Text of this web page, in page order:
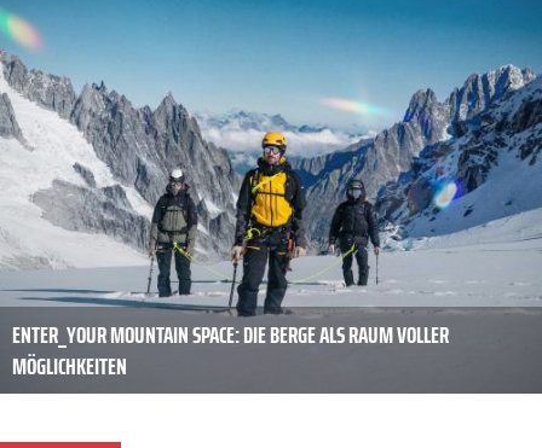
ENTER_YOUR MOUNTAIN SPACE: DIE BERGE ALS RAUM VOLLER
MÖGLICHKEITEN